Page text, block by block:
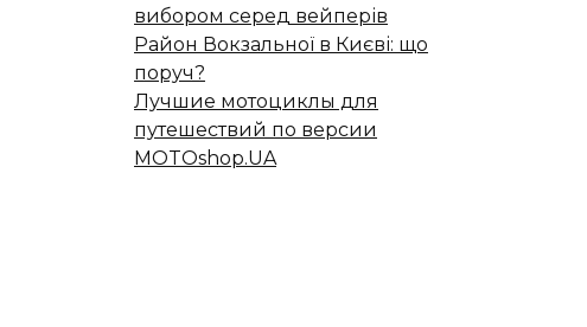
вибором серед вейперів
Район Вокзальної в Києві: що
поруч?
Лучшие мотоциклы для
путешествий по версии
MOTOshop.UA